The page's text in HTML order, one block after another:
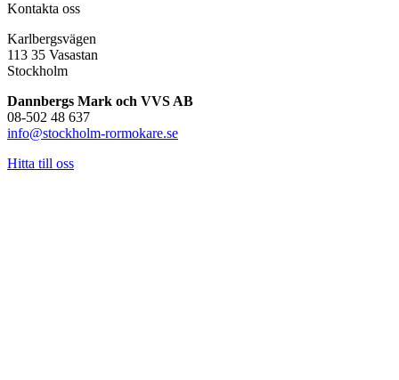
Kontakta oss
Karlbergsvägen
113 35 Vasastan
Stockholm
Dannbergs Mark och VVS AB
08-502 48 637
info@stockholm-rormokare.se
Hitta till oss